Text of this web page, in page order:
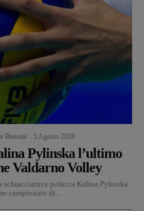
Bossini 5 Agosto 2026
Pylinska l’ultimo
Valdarno Volley
schiacciatrice polacca Kalina Pylinska
campionato di...